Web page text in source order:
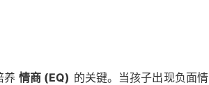
养 情商 (EQ) 的关键。当孩子出现负面情